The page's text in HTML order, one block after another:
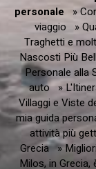
personale »
viaggio
»
Traghetti e
Nascosti Più
Personale alla
auto »
Villaggi e Viste
mia guida
attività più
Grecia »
Milos, in Grecia,